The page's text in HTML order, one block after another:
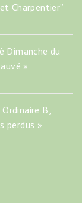
Charpentier”
Dimanche du
»
B,
perdus »